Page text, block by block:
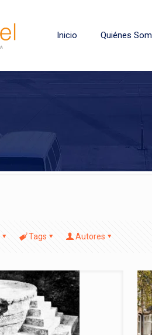
Inicio Quiénes
Tags Autores